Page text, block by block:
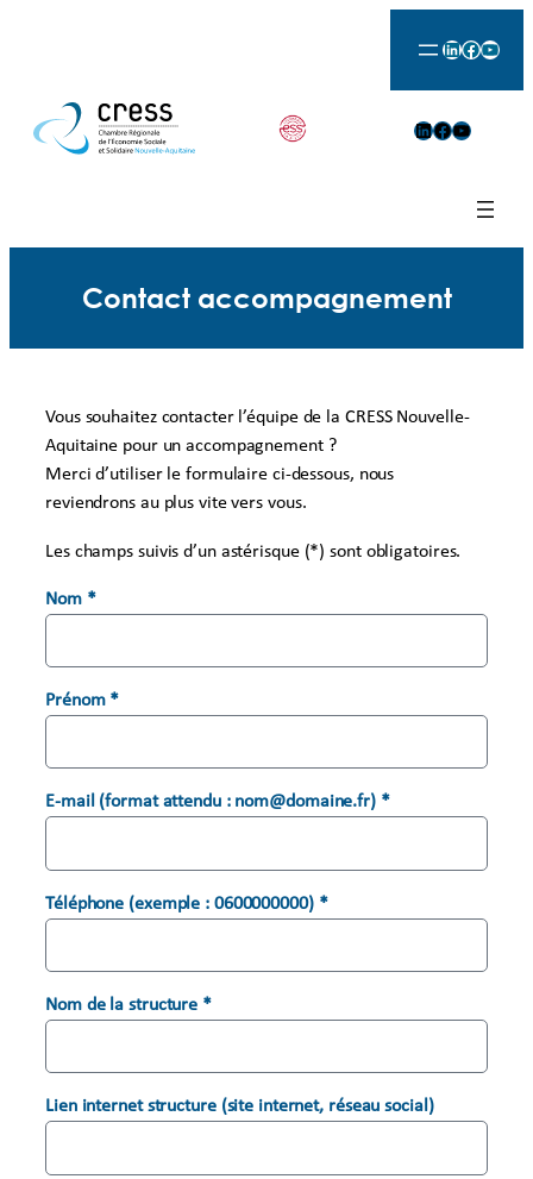
LinkedIn
Facebook
LinkedIn
Facebook
YouTube
Contact accompagnement
Vous souhaitez contacter l’équipe de la CRESS Nouvelle-
Aquitaine pour un accompagnement ?
Merci d’utiliser le formulaire ci-dessous, nous
reviendrons au plus vite vers vous.
Les champs suivis d’un astérisque (*) sont obligatoires.
Nom *
Prénom *
E-mail (format attendu : nom@domaine.fr) *
Téléphone (exemple : 0600000000) *
Nom de la structure *
Lien internet structure (site internet, réseau social)